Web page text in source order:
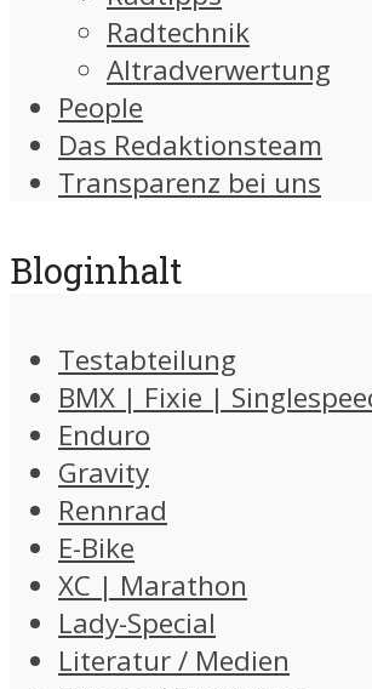
Radtechnik
Altradverwertung
People
Das Redaktionsteam
Transparenz bei uns
Bloginhalt
Testabteilung
BMX | Fixie |
Enduro
Gravity
Rennrad
E-Bike
XC | Marathon
Lady-Special
Literatur / Medien